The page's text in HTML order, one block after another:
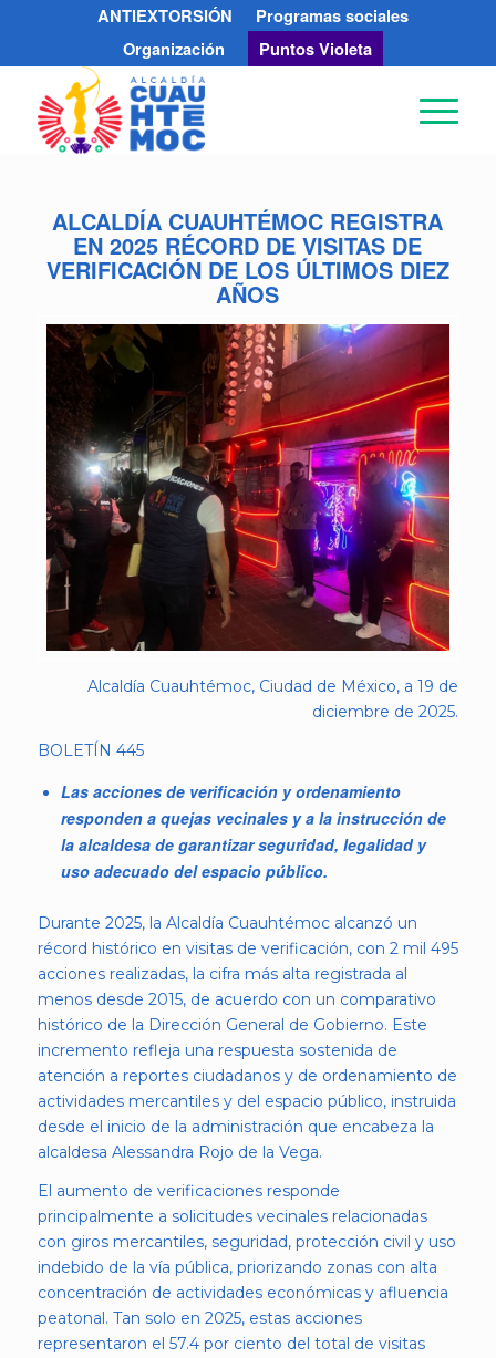
ANTIEXTORSIÓN
Programas sociales
Organización
Puntos Violeta
ALCALDÍA CUAUHTÉMOC REGISTRA
EN 2025 RÉCORD DE VISITAS DE
VERIFICACIÓN DE LOS ÚLTIMOS DIEZ
AÑOS
Alcaldía Cuauhtémoc, Ciudad de México, a 19 de
diciembre de 2025.
BOLETÍN 445
Las acciones de verificación y ordenamiento
responden a quejas vecinales y a la instrucción de
la alcaldesa de garantizar seguridad, legalidad y
uso adecuado del espacio público.
Durante 2025, la Alcaldía Cuauhtémoc alcanzó un
récord histórico en visitas de verificación, con 2 mil 495
acciones realizadas, la cifra más alta registrada al
menos desde 2015, de acuerdo con un comparativo
histórico de la Dirección General de Gobierno. Este
incremento refleja una respuesta sostenida de
atención a reportes ciudadanos y de ordenamiento de
actividades mercantiles y del espacio público, instruida
desde el inicio de la administración que encabeza la
alcaldesa Alessandra Rojo de la Vega.
El aumento de verificaciones responde
principalmente a solicitudes vecinales relacionadas
con giros mercantiles, seguridad, protección civil y uso
indebido de la vía pública, priorizando zonas con alta
concentración de actividades económicas y afluencia
peatonal. Tan solo en 2025, estas acciones
representaron el 57.4 por ciento del total de visitas